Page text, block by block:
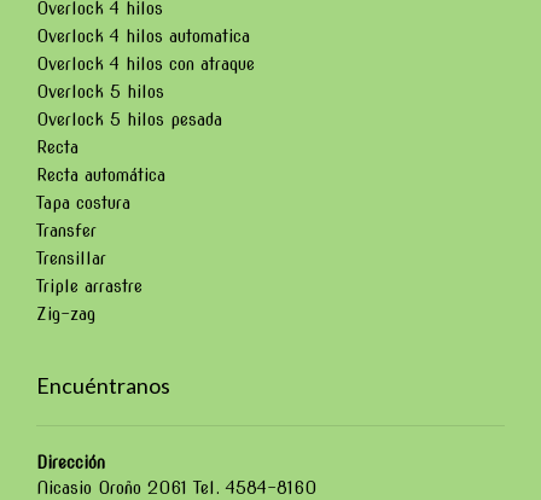
Overlock 4 hilos
Overlock 4 hilos automatica
Overlock 4 hilos con atraque
Overlock 5 hilos
Overlock 5 hilos pesada
Recta
Recta automática
Tapa costura
Transfer
Trensillar
Triple arrastre
Zig-zag
Encuéntranos
Dirección
Nicasio Oroño 2061 Tel. 4584-8160